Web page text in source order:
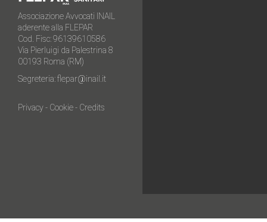
Associazione Avvocati INAIL
aderente alla FLEPAR
Cod. Fisc: 96139610586
Via Pierluigi da Palestrina 8
00193 Roma (RM)
Segreteria:flepar@inail.it
Privacy- Cookie- Credits